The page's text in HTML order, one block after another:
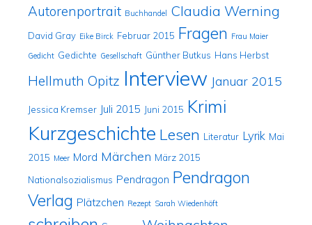
Autorenportrait Buchhandel Claudia Werning
David Gray Eike Birck Februar 2015 Fragen Frau Maier
Gedicht Gedichte Gesellschaft Günther Butkus Hans Herbst
Hellmuth Opitz Interview Januar 2015
Jessica Kremser Juli 2015 Juni 2015 Krimi
Kurzgeschichte Lesen Literatur Lyrik Mai
2015 Meer Mord Märchen März 2015
Nationalsozialismus Pendragon Pendragon
Verlag Plätzchen Rezept Sarah Wiedenhöft